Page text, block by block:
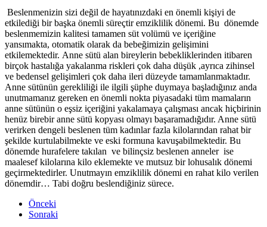
Beslenmenizin sizi değil de hayatınızdaki en önemli kişiyi de
etkilediği bir başka önemli süreçtir emziklilik dönemi. Bu dönemde
beslenmemizin kalitesi tamamen süt volümü ve içeriğine
yansımakta, otomatik olarak da bebeğimizin gelişimini
etkilemektedir. Anne sütü alan bireylerin bebekliklerinden itibaren
birçok hastalığa yakalanma riskleri çok daha düşük ,ayrıca zihinsel
ve bedensel gelişimleri çok daha ileri düzeyde tamamlanmaktadır.
Anne sütünün gerekliliği ile ilgili şüphe duymaya başladığınız anda
unutmamanız gereken en önemli nokta piyasadaki tüm mamaların
anne sütünün o eşsiz içeriğini yakalamaya çalışması ancak hiçbirinin
henüz birebir anne sütü kopyası olmayı başaramadığıdır. Anne sütü
verirken dengeli beslenen tüm kadınlar fazla kilolarından rahat bir
şekilde kurtulabilmekte ve eski formuna kavuşabilmektedir. Bu
dönemde hurafelere takılan ve bilinçsiz beslenen anneler ise
maalesef kilolarına kilo eklemekte ve mutsuz bir lohusalık dönemi
geçirmektedirler. Unutmayın emziklilik dönemi en rahat kilo verilen
dönemdir… Tabi doğru beslendiğiniz sürece.
Önceki
Sonraki